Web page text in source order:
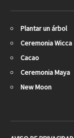
Plantar un árbol
Ceremonia Wicca
Cacao
Ceremonia Maya
New Moon